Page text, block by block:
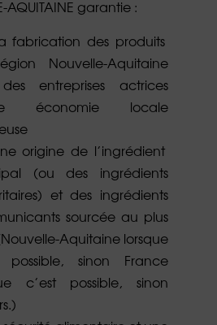
AQUITAINE garantie :
fabrication des produits
Nouvelle-Aquitaine
entreprises actrices
économie locale
origine de l’ingrédient
(ou des ingrédients
et des ingrédients
sourcée au plus
Aquitaine lorsque
possible, sinon France
c’est possible, sinon